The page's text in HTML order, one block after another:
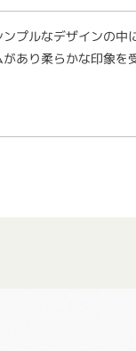
ンプルなデザインの中
があり柔らかな印象を